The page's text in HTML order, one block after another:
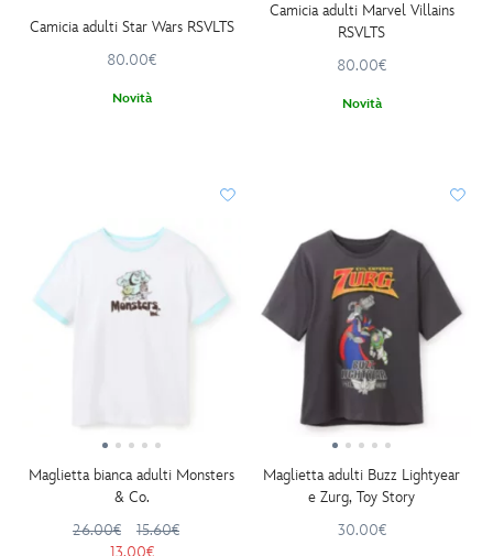
Camicia adulti Star Wars RSVLTS
80.00€
Novità
Camicia adulti Marvel Villains
RSVLTS
80.00€
Novità
Maglietta bianca adulti Monsters
& Co.
26.00€
15.60€
13.00€
Maglietta adulti Buzz Lightyear
e Zurg, Toy Story
30.00€